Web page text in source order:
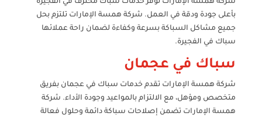
شركة همسة الإمارات توفر خدمات سباك محترف في الفجيرة
بأعلى جودة ودقة في العمل. شركة همسة الإمارات تلتزم بحل
جميع مشاكل السباكة بسرعة وكفاءة لضمان راحة عملائها
سباك في الفجيرة.
سباك في عجمان
شركة همسة الإمارات تقدم خدمات سباك في عجمان بفريق
متخصص ومؤهل، مع الالتزام بالمواعيد وجودة الأداء. شركة
همسة الإمارات تضمن إصلاحات سباكة دائمة وحلول فعالة